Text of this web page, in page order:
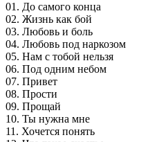
01. До самого конца
02. Жизнь как бой
03. Любовь и боль
04. Любовь под наркозом
05. Нам с тобой нельзя
06. Под одним небом
07. Привет
08. Прости
09. Прощай
10. Ты нужна мне
11. Хочется понять